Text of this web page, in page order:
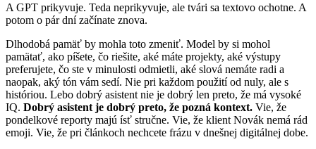
A GPT prikyvuje. Teda neprikyvuje, ale tvári sa textovo ochotne. A
potom o pár dní začínate znova.
Dlhodobá pamäť by mohla toto zmeniť. Model by si mohol
pamätať, ako píšete, čo riešite, aké máte projekty, aké výstupy
preferujete, čo ste v minulosti odmietli, aké slová nemáte radi a
naopak, aký tón vám sedí. Nie pri každom použití od nuly, ale s
históriou. Lebo dobrý asistent nie je dobrý len preto, že má vysoké
IQ. Dobrý asistent je dobrý preto, že pozná kontext. Vie, že
pondelkové reporty majú ísť stručne. Vie, že klient Novák nemá rád
emoji. Vie, že pri článkoch nechcete frázu v dnešnej digitálnej dobe.